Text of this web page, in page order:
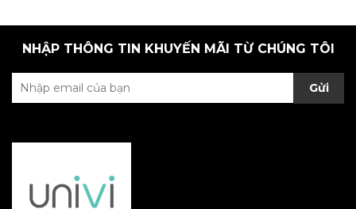
NHẬP THÔNG TIN KHUYẾN MÃI TỪ CHÚNG TÔI
Gửi